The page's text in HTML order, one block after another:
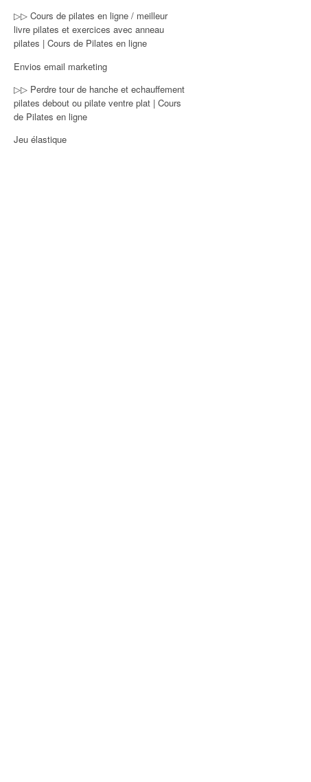
▷▷ Cours de pilates en ligne / meilleur
livre pilates et exercices avec anneau
pilates | Cours de Pilates en ligne
Envios email marketing
▷▷ Perdre tour de hanche et echauffement
pilates debout ou pilate ventre plat | Cours
de Pilates en ligne
Jeu élastique